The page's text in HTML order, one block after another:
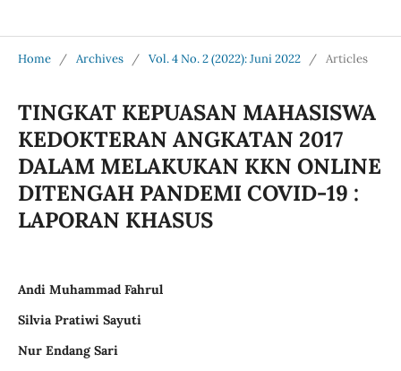
Home / Archives / Vol. 4 No. 2 (2022): Juni 2022 / Articles
TINGKAT KEPUASAN MAHASISWA
KEDOKTERAN ANGKATAN 2017
DALAM MELAKUKAN KKN ONLINE
DITENGAH PANDEMI COVID-19 :
LAPORAN KHASUS
Andi Muhammad Fahrul
Silvia Pratiwi Sayuti
Nur Endang Sari